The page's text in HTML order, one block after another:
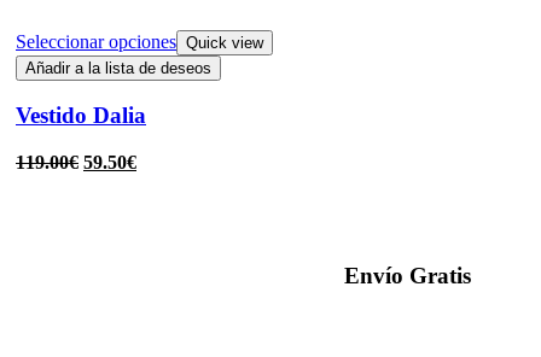
Seleccionar opciones Quick view
Añadir a la lista de deseos
Vestido Dalia
119.00€ 59.50€
Envío Gratis